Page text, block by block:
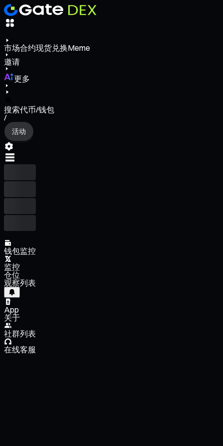
市场合约现货兑换Meme
邀请
更多
搜索代币/钱包
/
活动
钱包监控
监控
仓位
观察列表
App
关于
社群列表
在线客服